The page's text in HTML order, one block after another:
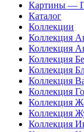
Картины —
Каталог
Коллекции
Коллекция
Коллекция
Коллекция
Коллекция
Коллекция
Коллекция
Коллекция
Коллекция
Коллекция